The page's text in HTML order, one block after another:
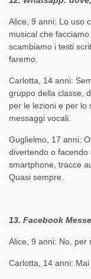
Alice, 9 anni: Lo uso
musical che
scambiamo i testi
faremo.
Carlotta, 14 anni:
gruppo della classe,
per le lezioni e per lo
messaggi vocali.
Guglielmo, 17 anni:
divertendo o
smartphone, tracce
Quasi sempre.
13. Facebook
Alice, 9 anni: No, per
Carlotta, 14 anni: Mai